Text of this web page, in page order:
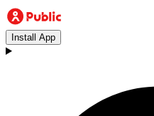
Install App